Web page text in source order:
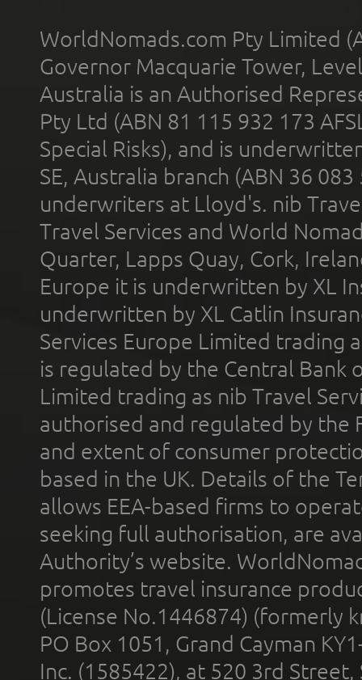
WorldNomads.com Pty Limited
Governor Macquarie Tower,
Australia is an Authorised
Pty Ltd (ABN 81 115 932 173
Special Risks), and is
SE, Australia branch (ABN 36
underwriters at Lloyd's. nib
Travel Services and World
Quarter, Lapps Quay, Cork,
Europe it is underwritten by XL
underwritten by XL Catlin
Services Europe Limited trading
is regulated by the Central Bank
Limited trading as nib Travel
authorised and regulated by the
and extent of consumer
based in the UK. Details of the
allows EEA-based firms to
seeking full authorisation, are
Authority’s website.
promotes travel insurance
(License No.1446874) (formerly
PO Box 1051, Grand Cayman
Inc. (1585422), at 520 3rd